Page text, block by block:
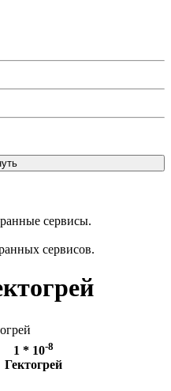
сервисы.
сервисов.
1 * 10-8
Гектогрей